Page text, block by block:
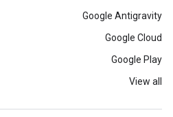
Google Antigravity
Google Cloud
Google Play
View all